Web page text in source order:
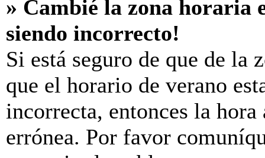
» Cambié la zona horaria
siendo incorrecto!
Si está seguro de que de la
que el horario de verano
incorrecta, entonces la
errónea. Por favor